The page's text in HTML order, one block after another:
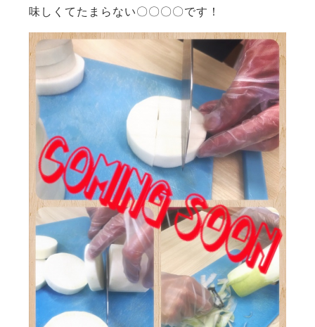
味しくてたまらない〇〇〇〇です！